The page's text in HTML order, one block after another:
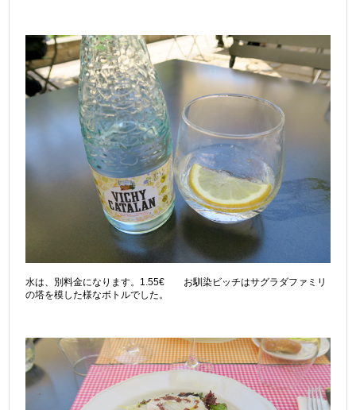
水は、別料金になります。1.55€ お馴染ビッチはサグラダファミリ
の塔を模した様なボトルでした。